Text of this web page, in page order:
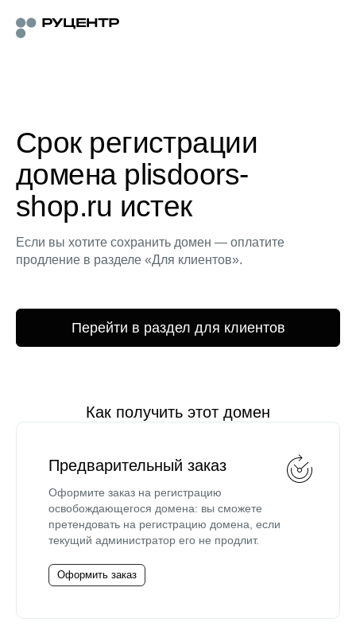
Срок регистрации
домена plisdoors-
shop.ru истек
Если вы хотите сохранить домен — оплатите
продление в разделе «Для клиентов».
Перейти в раздел для клиентов
Как получить этот домен
Предварительный заказ
Оформите заказ на регистрацию
освобождающегося домена: вы сможете
претендовать на регистрацию домена, если
текущий администратор его не продлит.
Оформить заказ